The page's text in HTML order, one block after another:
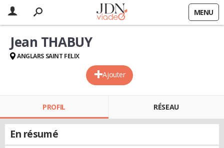
MENU
Ajouter
Jean THABUY
ANGLARS SAINT FELIX
PROFIL RÉSEAU
En résumé